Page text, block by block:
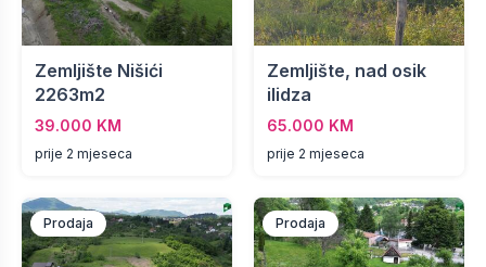
Zemljište Nišići
2263m2
39.000 KM
prije 2 mjeseca
Zemljište, nad osik
ilidza
65.000 KM
prije 2 mjeseca
Prodaja Prodaja